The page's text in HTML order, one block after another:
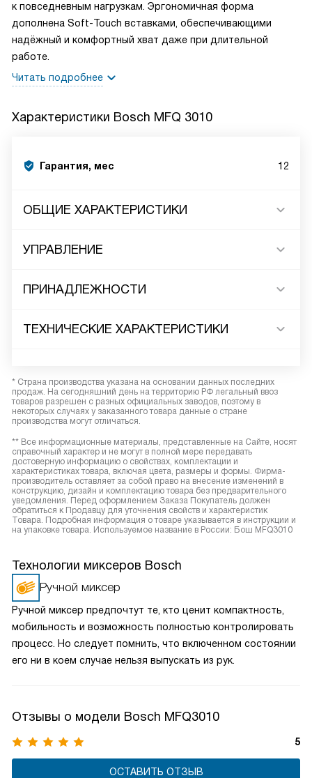
к повседневным нагрузкам. Эргономичная форма
дополнена Soft-Touch вставками, обеспечивающими
надёжный и комфортный хват даже при длительной
работе.
Читать подробнее
Характеристики Bosch MFQ 3010
Гарантия, мес 12
ОБЩИЕ ХАРАКТЕРИСТИКИ
УПРАВЛЕНИЕ
ПРИНАДЛЕЖНОСТИ
ТЕХНИЧЕСКИЕ ХАРАКТЕРИСТИКИ
* Страна производства указана на основании данных последних
продаж. На сегодняшний день на территорию РФ легальный ввоз
товаров разрешен с разных официальных заводов, поэтому в
некоторых случаях у заказанного товара данные о стране
производства могут отличаться.
** Все информационные материалы, представленные на Сайте, носят
справочный характер и не могут в полной мере передавать
достоверную информацию о свойствах, комплектации и
характеристиках товара, включая цвета, размеры и формы. Фирма-
производитель оставляет за собой право на внесение изменений в
конструкцию, дизайн и комплектацию товара без предварительного
уведомления. Перед оформлением Заказа Покупатель должен
обратиться к Продавцу для уточнения свойств и характеристик
Товара. Подробная информация о товаре указывается в инструкции и
на упаковке товара. Используемое название в России: Бош MFQ3010
Технологии миксеров Bosch
Ручной миксер
Ручной миксер предпочтут те, кто ценит компактность,
мобильность и возможность полностью контролировать
процесс. Но следует помнить, что включенном состоянии
его ни в коем случае нельзя выпускать из рук.
Отзывы о модели Bosch MFQ3010
5
ОСТАВИТЬ ОТЗЫВ